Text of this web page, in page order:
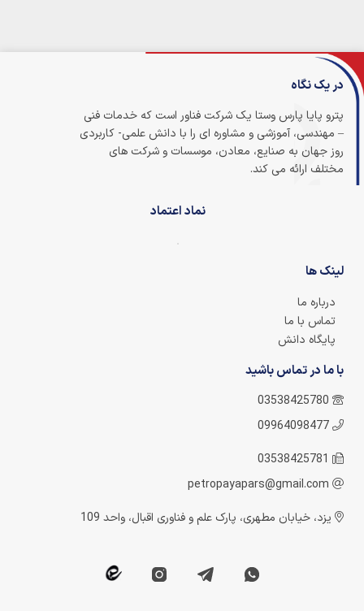
در یک نگاه
پترو پایا پارس وستا یک شرکت فناور است که خدمات فنی
– مهندسی، آموزشی و مشاوره ای را با دانش علمی- کاربردی
روز جهان به صنایع، معادن، موسسات و شرکت های
مختلف ارائه می کند.
نماد اعتماد
لینک ها
درباره ما
تماس با ما
پایگاه دانش
با ما در تماس باشید
03538425780
09964098477
03538425781
petropayapars@gmail.com
یزد، خیابان مطهری، پارک علم و فناوری اقبال، واحد 109